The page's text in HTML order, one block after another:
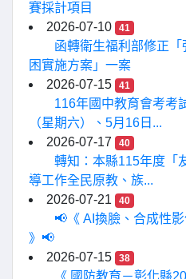
賽採計項目
2026-07-10
41
函轉衛生福利部修正
困實施方案」一案
2026-07-15
41
116年國中教育會考考
（星期六）、5月16日...
2026-07-17
40
轉知：本縣115年度「
導工作全民原教、族...
2026-07-21
40
📢《 AI換臉、合成性
》📢
2026-07-15
38
《 國防教育－彰化縣